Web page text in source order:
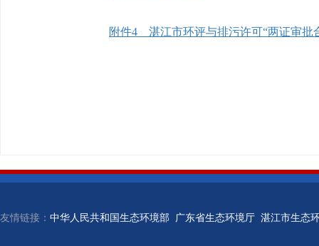
附件4 湛江市环评与排污许可“两证审批
友情链接： 中华人民共和国生态环境部 广东省生态环境厅 湛江市生态